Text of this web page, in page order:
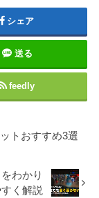
シェア
送る
feedly
トおすすめ3選
わかり
く解説